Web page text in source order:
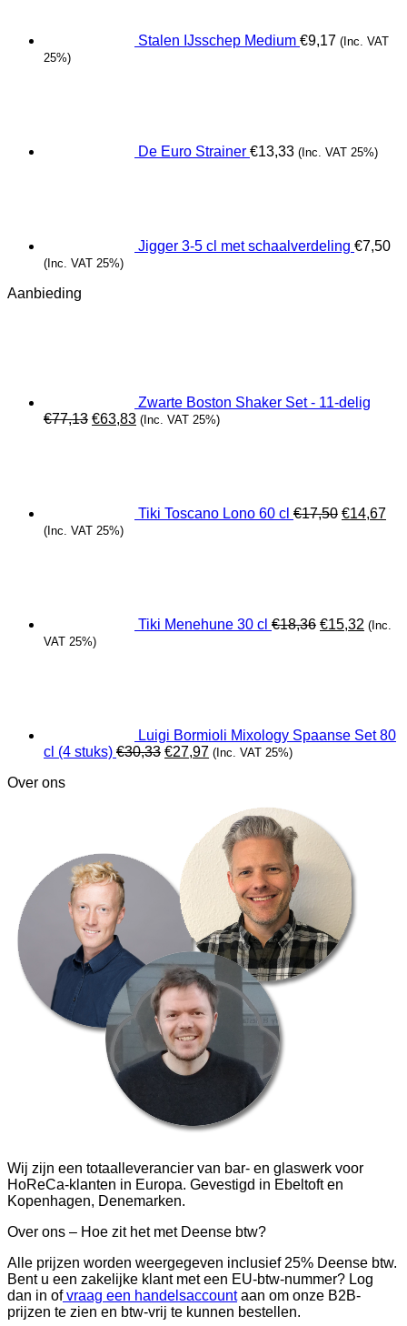
Stalen IJsschep Medium €9,17 (Inc. VAT
25%)
De Euro Strainer €13,33 (Inc. VAT 25%)
Jigger 3-5 cl met schaalverdeling €7,50
(Inc. VAT 25%)
Aanbieding
Zwarte Boston Shaker Set - 11-delig
€77,13 Oorspronkelijke
€63,83Huidige
(Inc. VAT 25%)
Tiki Toscano Lono 60 cl €17,50 €14,67
(Inc. VAT 25%)
Tiki Menehune 30 cl €18,36 €15,32 (Inc.
VAT 25%)
Luigi Bormioli Mixology Spaanse Set 80
cl (4 stuks) €30,33 Oorspronkelijke
€27,97Huidige
(Inc. VAT 25%)
Over ons
Wij zijn een totaalleverancier van bar- en glaswerk voor
HoReCa-klanten in Europa. Gevestigd in Ebeltoft en
Kopenhagen, Denemarken.
Over ons – Hoe zit het met Deense btw?
Alle prijzen worden weergegeven inclusief 25% Deense btw.
Bent u een zakelijke klant met een EU-btw-nummer? Log
dan in ofvraag een handelsaccountaan om onze B2B-
prijzen te zien en btw-vrij te kunnen bestellen.